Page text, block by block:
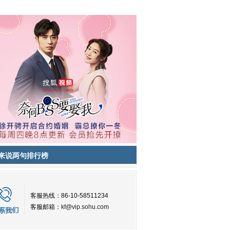
说两句排行榜
客服热线：86-10-58511234
客服邮箱： kf@vip.sohu.com